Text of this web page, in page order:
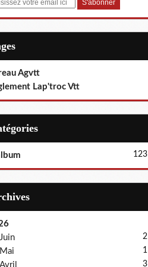
Agvtt
Lap'troc Vtt
123
Juin
2
Mai 1
Avril 3